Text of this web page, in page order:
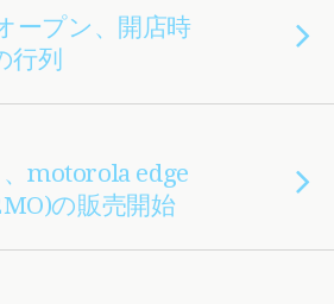
ープン、開店時
行列
motorola edge
の販売開始